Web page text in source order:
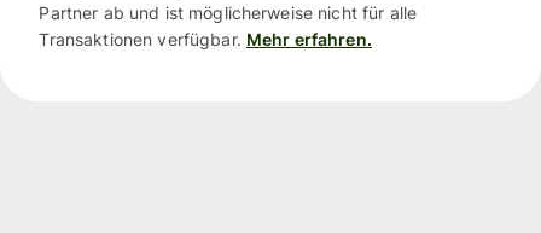
Partner ab und ist möglicherweise nicht für alle
Transaktionen verfügbar. Mehr erfahren.